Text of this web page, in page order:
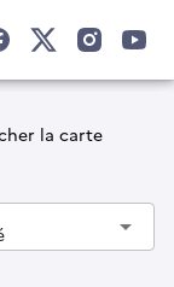
la carte
arrow_drop_down